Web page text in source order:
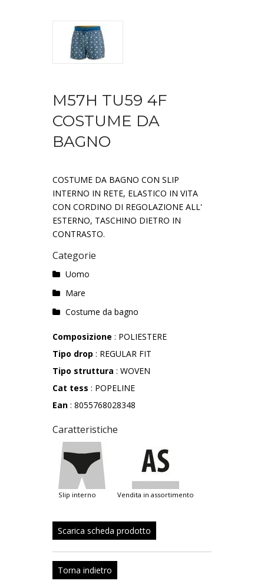
M57H TU59 4F
COSTUME DA
BAGNO
COSTUME DA BAGNO CON SLIP
INTERNO IN RETE, ELASTICO IN VITA
CON CORDINO DI REGOLAZIONE ALL'
ESTERNO, TASCHINO DIETRO IN
CONTRASTO.
Categorie
Uomo
Mare
Costume da bagno
Composizione : POLIESTERE
Tipo drop : REGULAR FIT
Tipo struttura : WOVEN
Cat tess : POPELINE
Ean : 8055768028348
Caratteristiche
slip interno vendita in assortimento
Scarica scheda prodotto
Torna indietro